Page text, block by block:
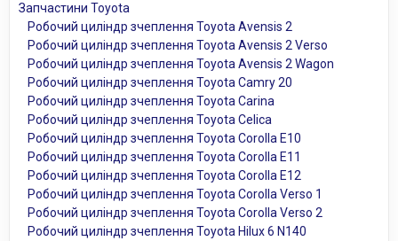
Запчастини Toyota
Робочий циліндр зчеплення Toyota Avensis 2
Робочий циліндр зчеплення Toyota Avensis 2 Verso
Робочий циліндр зчеплення Toyota Avensis 2 Wagon
Робочий циліндр зчеплення Toyota Camry 20
Робочий циліндр зчеплення Toyota Carina
Робочий циліндр зчеплення Toyota Celica
Робочий циліндр зчеплення Toyota Corolla E10
Робочий циліндр зчеплення Toyota Corolla E11
Робочий циліндр зчеплення Toyota Corolla E12
Робочий циліндр зчеплення Toyota Corolla Verso 1
Робочий циліндр зчеплення Toyota Corolla Verso 2
Робочий циліндр зчеплення Toyota Hilux 6 N140